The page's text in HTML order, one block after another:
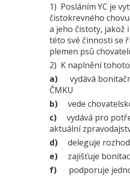
1) Posláním YC je
čistokrevného
a jeho čistoty, jakož
této své činnosti se
plemen psů
2) K naplnění tohoto
a)
vydává
ČMKU
b)
vede
c)
vydává pro
aktuální
d)
deleguje
e)
zajišťuje
f)
podporuje